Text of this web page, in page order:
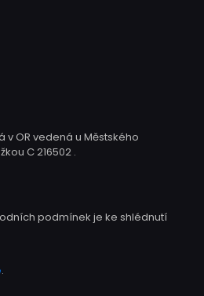
OR vedená u Městského
C 216502 .
podmínek je ke shlédnutí
.